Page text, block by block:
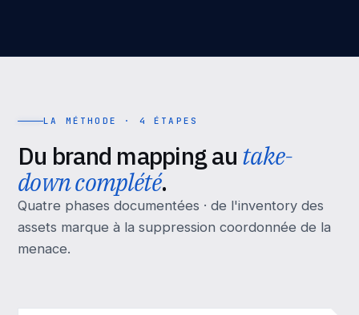
LA MÉTHODE · 4 ÉTAPES
Du brand mapping au take-
down complété.
Quatre phases documentées · de l'inventory des
assets marque à la suppression coordonnée de la
menace.